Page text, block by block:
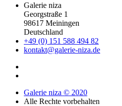
Galerie niza
Georgstraße 1
98617 Meiningen
Deutschland
+49 (0) 151 588 494 82
kontakt@galerie-niza.de
Galerie niza © 2020
Alle Rechte vorbehalten